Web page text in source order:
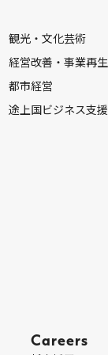
観光・文化芸術
経営改善・事業再生
都市経営
途上国ビジネス支援
Careers